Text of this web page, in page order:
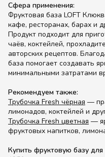
Сфера применения:
Фруктовая база LOFT
кафе, ресторанах, барах и
Продукт подходит для
чаёв, коктейлей,
авторских рецептов.
база помогает создавать
минимальными затратами
Рекомендуем также:
Трубочка Fresh чёрная —
лимонадов, коктейлей и
Трубочка Fresh цветная —
фруктовых напитков,
Купить фруктовую базу